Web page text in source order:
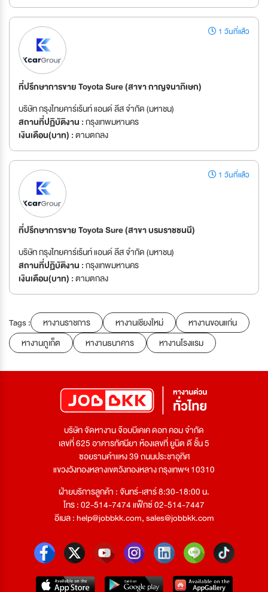
1 วันที่แล้ว
ที่ปรึกษาการขาย Toyota Sure (สาขา กาญจนาภิเษก)
บริษัท กรุงไทยคาร์เร้นท์ แอนด์ ลีส จำกัด (มหาชน)
สถานที่ปฏิบัติงาน :กรุงเทพมหานคร
เงินเดือน(บาท) :ตามตกลง
1 วันที่แล้ว
ที่ปรึกษาการขาย Toyota Sure (สาขา บรมราชชนนี)
บริษัท กรุงไทยคาร์เร้นท์ แอนด์ ลีส จำกัด (มหาชน)
สถานที่ปฏิบัติงาน :กรุงเทพมหานคร
เงินเดือน(บาท) :ตามตกลง
Tags : หางานราชการ หางานเชียงใหม่
หางานขอนแก่น
หางานภูเก็ต
หางานธนาคาร หางานโรงแรม
บริษัท จัดหางาน จ๊อบบีเคเค ดอท คอม จำกัด
เลขที่ 625 อาคารทัศนียา ห้องเลขที่ ยูนิต ดี ชั้น 5
ซอยรามคำแหง 39 ถนนประชาอุทิศ
แขวงวังทองหลางเขตวังทองหลาง กรุงเทพฯ 10310
ฝ่ายบริการลูกค้า : จันทร์-เสาร์ 8:30-18:00 น.
โทร : 02-514-7474 แฟ็กซ์ 02-514-7447
อีเมล :help@jobbkk.com,sales@jobbkk.com